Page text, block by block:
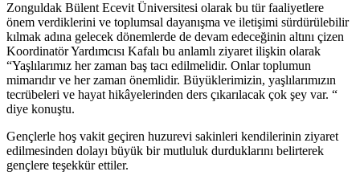
Zonguldak Bülent Ecevit Üniversitesi olarak bu tür faaliyetlere
önem verdiklerini ve toplumsal dayanışma ve iletişimi sürdürülebilir
kılmak adına gelecek dönemlerde de devam edeceğinin altını çizen
Koordinatör Yardımcısı Kafalı bu anlamlı ziyaret ilişkin olarak
“Yaşlılarımız her zaman baş tacı edilmelidir. Onlar toplumun
mimarıdır ve her zaman önemlidir. Büyüklerimizin, yaşlılarımızın
tecrübeleri ve hayat hikâyelerinden ders çıkarılacak çok şey var. “
diye konuştu.
Gençlerle hoş vakit geçiren huzurevi sakinleri kendilerinin ziyaret
edilmesinden dolayı büyük bir mutluluk durduklarını belirterek
gençlere teşekkür ettiler.